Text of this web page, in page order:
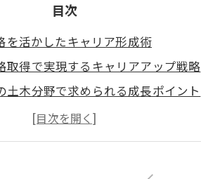
目次
を活かしたキャリア形成術
取得で実現するキャリアアップ戦略
土木分野で求められる成長ポイント
と業界評価を高める実践ノウハウ
資格が転職に与える好影響とは